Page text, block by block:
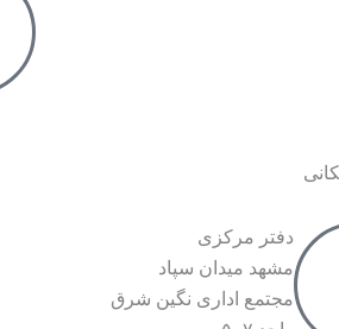
دفتر مرکزی
مشهد میدان سپاد
مجتمع اداری نگین شرق